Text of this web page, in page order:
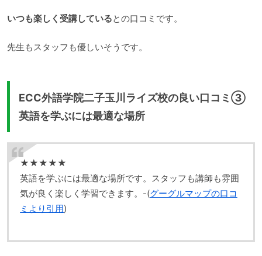
いつも楽しく受講しているとの口コミです。
先生もスタッフも優しいそうです。
ECC外語学院二子玉川ライズ校の良い口コミ③
英語を学ぶには最適な場所
★★★★★
英語を学ぶには最適な場所です。スタッフも講師も雰囲
気が良く楽しく学習できます。-(グーグルマップの口コ
ミより引用)